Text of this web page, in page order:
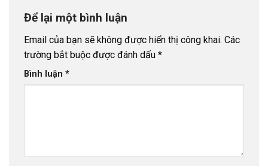
Để lại một bình luận
Email của bạn sẽ không được hiển thị công khai. Các
trường bắt buộc được đánh dấu *
Bình luận *